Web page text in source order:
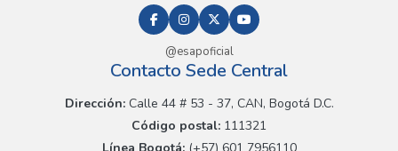
@esapoficial
Contacto Sede Central
Dirección:Calle 44 # 53 - 37, CAN, Bogotá D.C.
Código postal: 111321